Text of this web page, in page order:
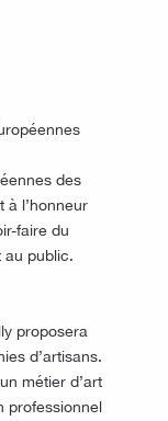
des
à l’honneur
faire du
au public.
proposera
d’artisans.
métier d’art
professionnel